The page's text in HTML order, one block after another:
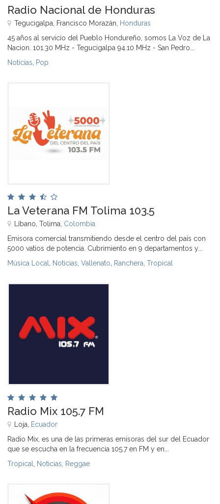
Radio Nacional de Honduras
Tegucigalpa, Francisco Morazán, Honduras
45 años al servicio del Pueblo Hondureño, somos La Voz de La
Nacion. 101.30 MHz - Tegucigalpa 94.10 MHz - San Pedro...
Noticias Pop
La Veterana FM Tolima 103.5
Líbano, Tolima, Colombia
Emisora comercial transmitiendo desde el centro del país con
5000 vatios de potencia. Cubrimiento en 9 departamentos y...
Música Local
Noticias Vallenato Ranchera Tropical
Radio Mix 105.7 FM
Loja, Ecuador
Radio Mix, es una de las primeras emisoras del sur del Ecuador
que se escucha en la frecuencia 105.7 en FM y en...
Tropical
Noticias Reggae